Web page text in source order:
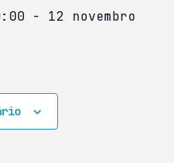
- 12 novembro